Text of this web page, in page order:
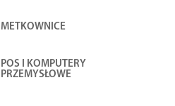
METKOWNICE
POS I KOMPUTERY
PRZEMYSŁOWE